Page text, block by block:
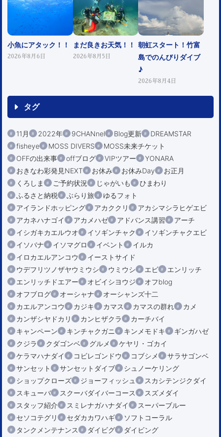
小魚にアタック！！
2026年8月6日
まだ良きお天気！！
2026年8月5日
朝虹スタート！竹富
島でのんびりダイブ
♪
2026年8月4日
タグ
11月 2022年 9CHANnel Blog更新
DREAMSTAR
fisheye
MOSS DIVERS
MOSS未来チケット
OFFの出来事
offブログ VIPツアー
YONARA
おきなわ彩発見NEXT
お休み お休みDay
お正月
くろしま
ご予約状況 じゃがいも
ひまわり
ふるさと納税
ぶらり旅
ゆるフォト
アイランドホッピング
アカククリ
アカシマシラヒゲエビ
アカネハナゴイ
アカメハゼ アドバンス講習
アーチ
イシガキカエルウオ
イソギンチャク
イソギンチャクエビ
イソバナ
イソマグロ イベント
イルカ
イロカエルアンコウ
イーストサイド
ウデフリツノザヤウミウシ
ウミウシ エビ
エンリッチ
エンリッチドエアー
オビイシヨウジ
オフblog
オフブログ
オーシャナ
オーシャンズ十二
カエルアンコウ
カジキ カマス カマスの群れ
カメ
カンザシヤドカリ
カンヒザクラ
カーチバイ
キャンペーン
キンチャクガニ キンメモドキ
ギンガハゼ
クジラ
クダゴンベ グルメ
ケヤリ・ゴカイ
ケラマハナダイ
コビレゴンドウ コブシメ
サラサゴンベ
サンセット
サンセットダイブ
シュノーケリング
ショップクローズ
ジョーフィッシュ
スカシテンジクダイ
スキューバ
スクーバダイバーコース
スズメダイ
スタッフ紹介
スミレナガハナダイ
スーパーブルー
セソコテグリ
セダカカワハギ
ソフトコーラル
タンクメンテナンス
ダイビグ
ダイビング